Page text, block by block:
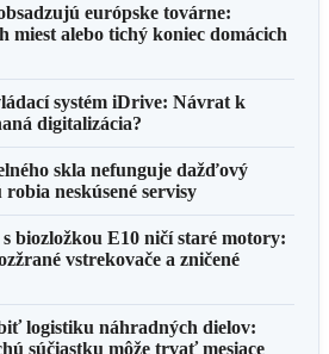
európske továrne:
miest alebo tichý koniec domácich
systém iDrive: Návrat k
digitalizácia?
skla nefunguje dažďový
neskúsené servisy
biozložkou E10 ničí staré motory:
vstrekovače a zničené
logistiku náhradných dielov:
súčiastku môže trvať mesiace